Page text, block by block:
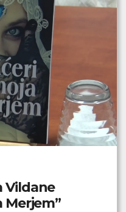
Vildane
Merjem”